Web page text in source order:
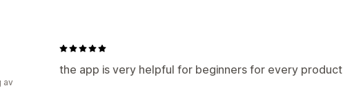
the app is very helpful for beginners for every product
av